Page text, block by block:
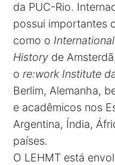
da PUC-Rio.
possui importantes
como o
History de
ore:work Institute
Berlim, Alemanha,
e acadêmicos nos
Argentina, Índia,
países.
O LEHMT está